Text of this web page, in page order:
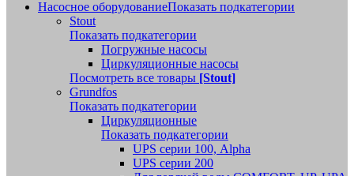
Насосное оборудованиеПоказать подкатегории
Stout
Показать подкатегории
Погружные насосы
Циркуляционные насосы
Посмотреть все товары [Stout]
Grundfos
Показать подкатегории
Циркуляционные
Показать подкатегории
UPS серии 100, Alpha
UPS серии 200